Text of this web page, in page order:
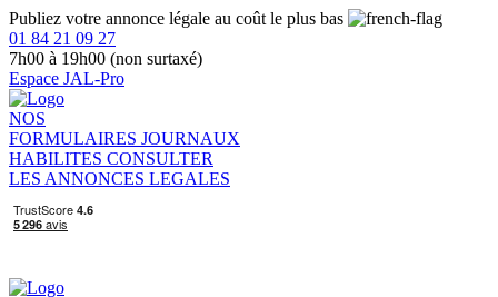
Publiez votre annonce légale au coût le plus bas
01 84 21 09 27
7h00 à 19h00 (non surtaxé)
Espace JAL-Pro
NOS
FORMULAIRES JOURNAUX
HABILITES CONSULTER
LES ANNONCES LEGALES